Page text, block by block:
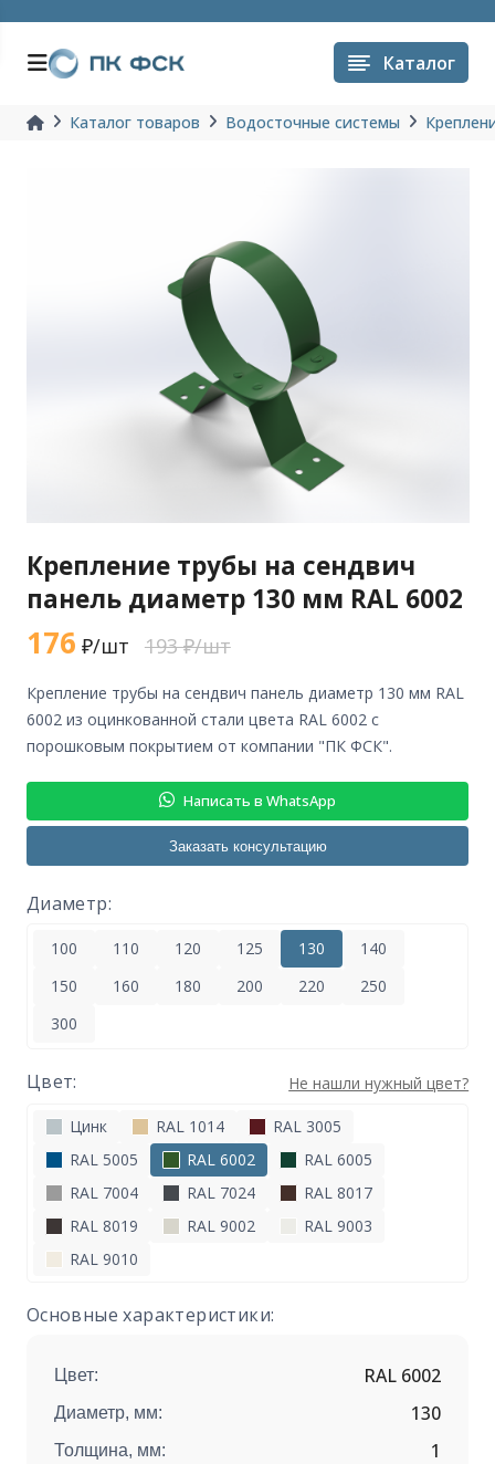
Каталог
Каталог товаров Водосточные системы
Крепление трубы на сендвич
панель диаметр 130 мм RAL 6002
176 ₽/шт 193 ₽/шт
крепление трубы на сендвич панель диаметр 130 мм RAL
6002 из оцинкованной стали цвета RAL 6002 с
порошковым покрытием от компании "ПК ФСК".
Написать в WhatsApp
Заказать консультацию
Диаметр:
100 110 120 125 130
140
150
160 180 200 220
250
300
Цвет: Не нашли нужный цвет?
Цинк RAL 1014
RAL 3005
RAL 5005
RAL 6002
RAL 6005
RAL 7004
RAL 7024
RAL 8017
RAL 8019
RAL 9002
RAL 9003
RAL 9010
Основные характеристики:
Цвет: RAL 6002
Диаметр, мм: 130
Толщина, мм: 1